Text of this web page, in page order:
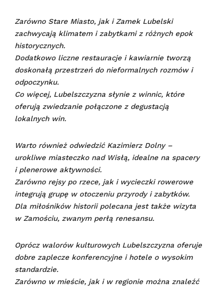
Zarówno Stare Miasto, jak i Zamek Lubelski
zachwycają klimatem i zabytkami z różnych epok
historycznych.
Dodatkowo liczne restauracje i kawiarnie tworzą
doskonałą przestrzeń do nieformalnych rozmów i
odpoczynku.
Co więcej, Lubelszczyzna słynie z winnic, które
oferują zwiedzanie połączone z degustacją
lokalnych win.
Warto również odwiedzić Kazimierz Dolny –
urokliwe miasteczko nad Wisłą, idealne na spacery
i plenerowe aktywności.
Zarówno rejsy po rzece, jak i wycieczki rowerowe
integrują grupę w otoczeniu przyrody i zabytków.
Dla miłośników historii polecana jest także wizyta
w Zamościu, zwanym perłą renesansu.
Oprócz walorów kulturowych Lubelszczyzna oferuje
dobre zaplecze konferencyjne i hotele o wysokim
standardzie.
Zarówno w mieście, jak i w regionie można znaleźć